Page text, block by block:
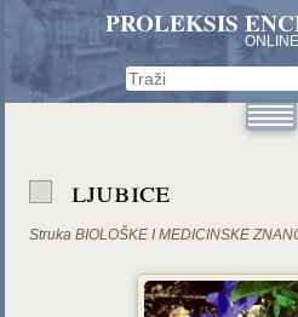
PROLEKSIS
ONLINE
ljubice
Struka BIOLOŠKE I MEDICINSKE